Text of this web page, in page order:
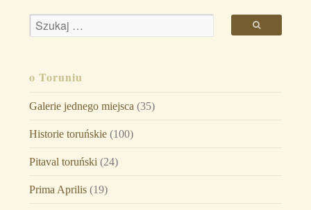
o Toruniu
Galerie jednego miejsca (35)
Historie toruńskie(100)
Pitaval toruński (24)
Prima Aprilis(19)